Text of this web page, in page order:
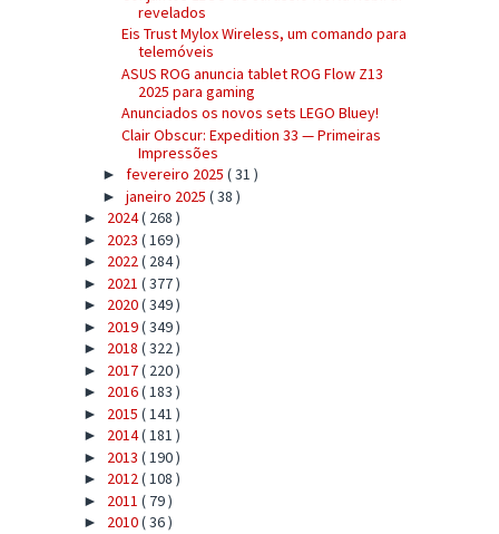
revelados
Eis Trust Mylox Wireless, um comando para
telemóveis
ASUS ROG anuncia tablet ROG Flow Z13
2025 para gaming
Anunciados os novos sets LEGO Bluey!
Clair Obscur: Expedition 33 — Primeiras
Impressões
► fevereiro 2025 ( 31 )
► janeiro 2025 ( 38 )
► 2024( 268 )
► 2023 ( 169 )
► 2022( 284 )
► 2021 ( 377 )
► 2020( 349 )
► 2019( 349 )
► 2018 ( 322 )
► 2017( 220 )
► 2016( 183 )
► 2015 ( 141 )
► 2014( 181 )
► 2013 ( 190 )
► 2012( 108 )
► 2011 ( 79 )
► 2010( 36 )